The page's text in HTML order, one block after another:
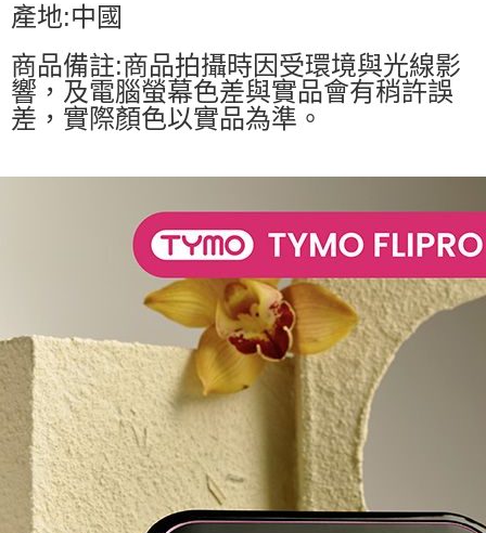
產地:中國
商品備註:商品拍攝時因受環境與光線影
響，及電腦螢幕色差與實品會有稍許誤
差，實際顏色以實品為準。